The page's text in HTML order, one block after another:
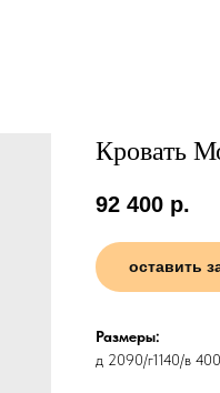
Кровать
92 400 р.
оставить
Размеры:
д 2090/г1140/в